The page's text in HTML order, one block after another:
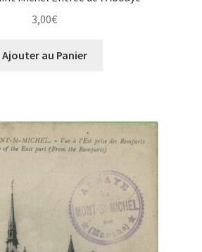
3,00€
Ajouter au Panier